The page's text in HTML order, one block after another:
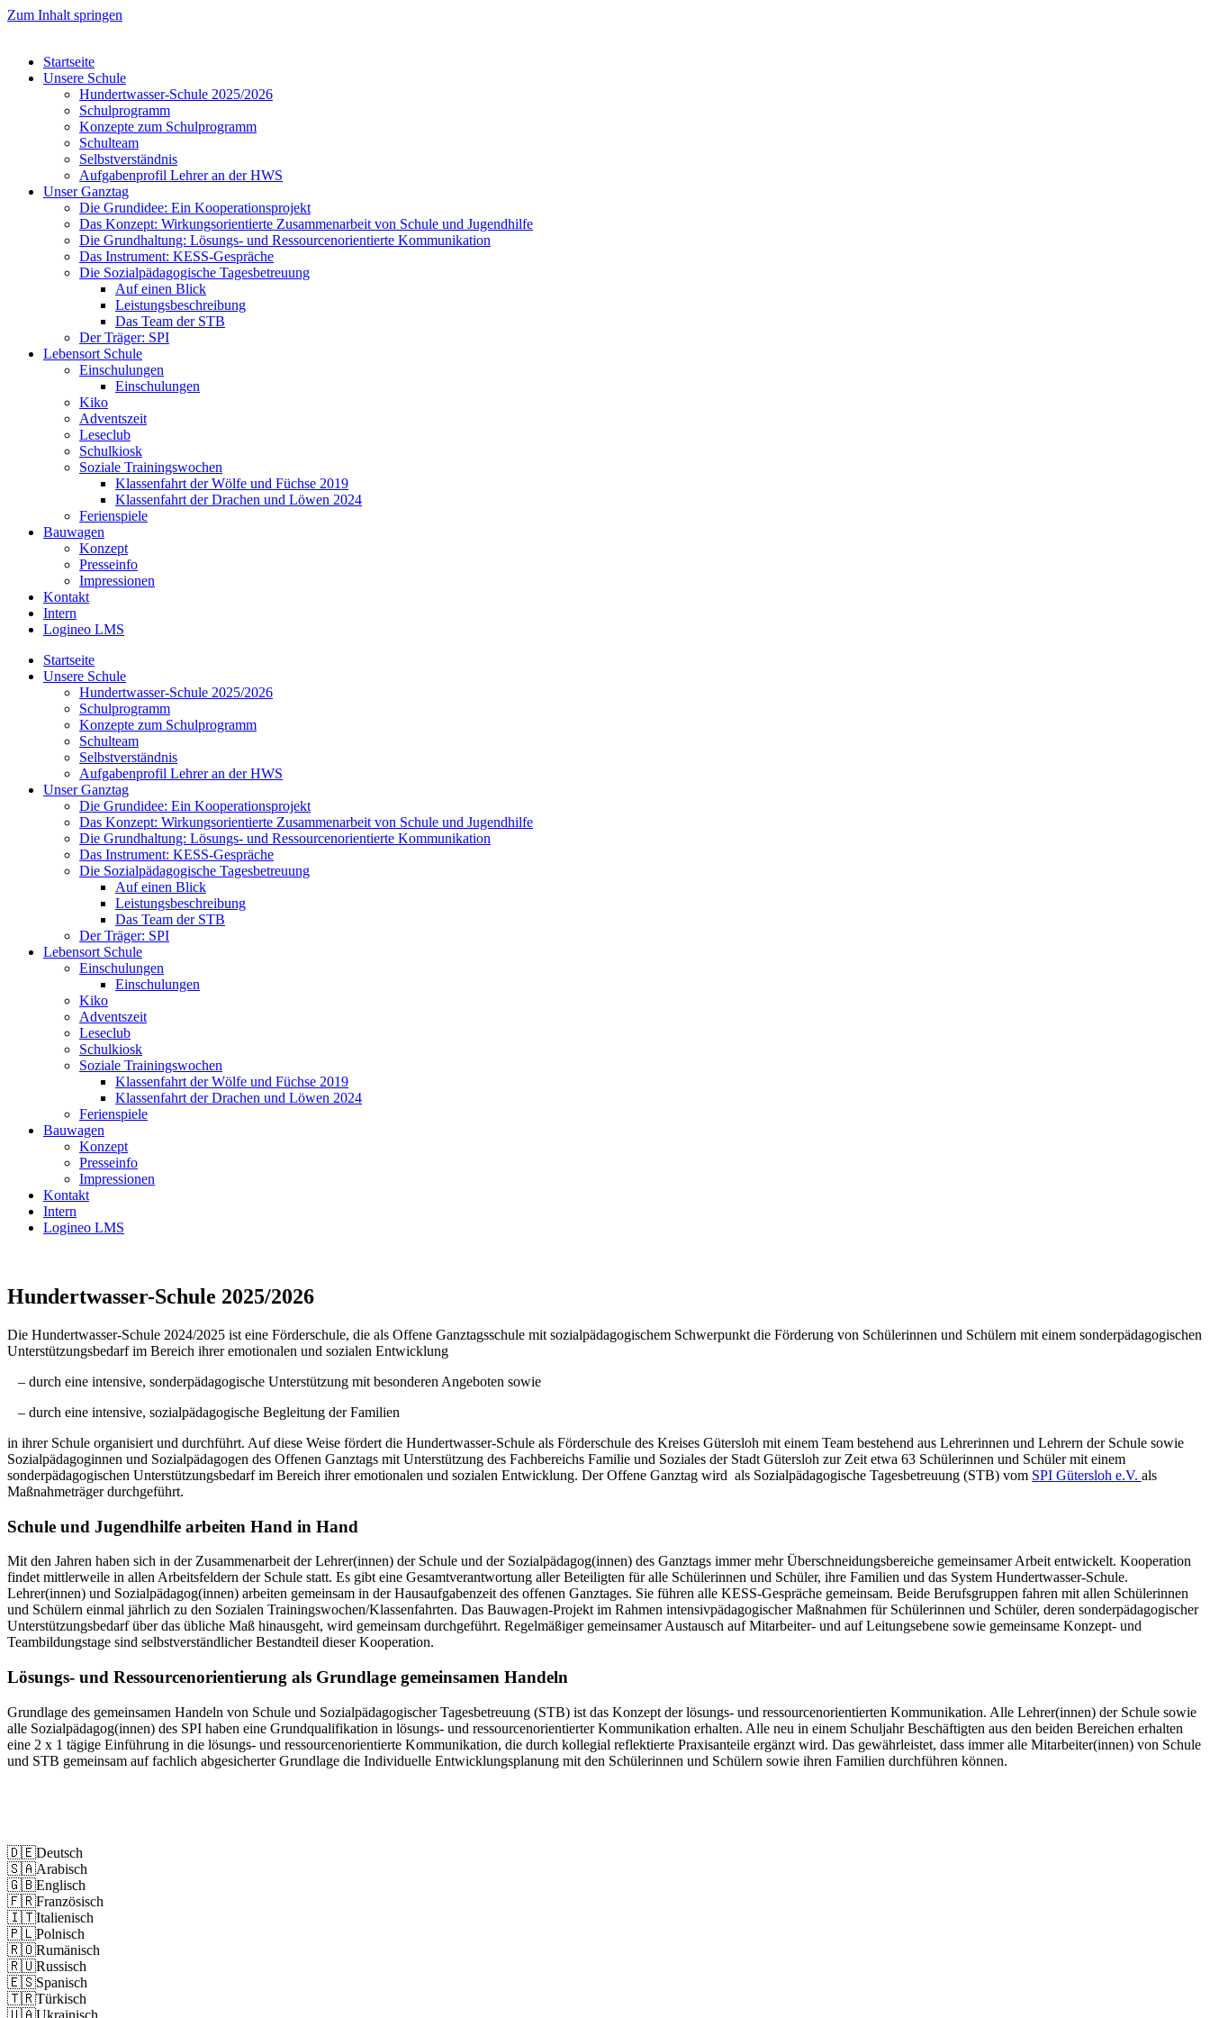
Zum Inhalt springen
Startseite
Unsere Schule
Hundertwasser-Schule 2025/2026
Schulprogramm
Konzepte zum Schulprogramm
Schulteam
Selbst­ver­ständ­nis
Aufgabenprofil Lehrer an der HWS
Unser Ganztag
Die Grundidee: Ein Kooperationsprojekt
Das Konzept: Wirkungsorientierte Zusammenarbeit von Schule und Jugendhilfe
Die Grundhaltung: Lösungs- und Ressourcenorientierte Kommunikation
Das Instrument: KESS-Gespräche
Die Sozialpädagogische Tagesbetreuung
Auf einen Blick
Leistungsbeschreibung
Das Team der STB
Der Träger: SPI
Lebensort Schule
Einschulungen
Einschulungen
Kiko
Adventszeit
Leseclub
Schulkiosk
Soziale Trainingswochen
Klassenfahrt der Wölfe und Füchse 2019
Klassenfahrt der Drachen und Löwen 2024
Ferienspiele
Bauwagen
Konzept
Presseinfo
Impressionen
Kontakt
Intern
Logineo LMS
Startseite
Unsere Schule
Hundertwasser-Schule 2025/2026
Schulprogramm
Konzepte zum Schulprogramm
Schulteam
Selbst­ver­ständ­nis
Aufgabenprofil Lehrer an der HWS
Unser Ganztag
Die Grundidee: Ein Kooperationsprojekt
Das Konzept: Wirkungsorientierte Zusammenarbeit von Schule und Jugendhilfe
Die Grundhaltung: Lösungs- und Ressourcenorientierte Kommunikation
Das Instrument: KESS-Gespräche
Die Sozialpädagogische Tagesbetreuung
Auf einen Blick
Leistungsbeschreibung
Das Team der STB
Der Träger: SPI
Lebensort Schule
Einschulungen
Einschulungen
Kiko
Adventszeit
Leseclub
Schulkiosk
Soziale Trainingswochen
Klassenfahrt der Wölfe und Füchse 2019
Klassenfahrt der Drachen und Löwen 2024
Ferienspiele
Bauwagen
Konzept
Presseinfo
Impressionen
Kontakt
Intern
Logineo LMS
Hundertwasser-Schule 2025/2026
Die Hundertwasser-Schule 2024/2025 ist eine Förderschule, die als Offene Ganztagsschule mit sozialpädagogischem Schwerpunkt die Förderung von Schülerinnen und Schülern mit einem sonderpädagogischen
Unterstützungsbedarf im Bereich ihrer emotionalen und sozialen Entwicklung
– durch eine intensive, sonderpädagogische Unterstützung mit besonderen Angeboten sowie
– durch eine intensive, sozialpädagogische Begleitung der Familien
in ihrer Schule organisiert und durchführt. Auf diese Weise fördert die Hundertwasser-Schule als Förderschule des Kreises Gütersloh mit einem Team bestehend aus Lehrerinnen und Lehrern der Schule sowie
Sozialpädagoginnen und Sozialpädagogen des Offenen Ganztags mit Unterstützung des Fachbereichs Familie und Soziales der Stadt Gütersloh zur Zeit etwa 63 Schülerinnen und Schüler mit einem
sonderpädagogischen Unterstützungsbedarf im Bereich ihrer emotionalen und sozialen Entwicklung. Der Offene Ganztag wird als Sozialpädagogische Tagesbetreuung (STB) vom SPI Gütersloh e.V. als
Maßnahmeträger durchgeführt.
Schule und Jugendhilfe arbeiten Hand in Hand
Mit den Jahren haben sich in der Zusammenarbeit der Lehrer(innen) der Schule und der Sozialpädagog(innen) des Ganztags immer mehr Überschneidungsbereiche gemeinsamer Arbeit entwickelt. Kooperation
findet mittlerweile in allen Arbeitsfeldern der Schule statt. Es gibt eine Gesamtverantwortung aller Beteiligten für alle Schülerinnen und Schüler, ihre Familien und das System Hundertwasser-Schule.
Lehrer(innen) und Sozialpädagog(innen) arbeiten gemeinsam in der Hausaufgabenzeit des offenen Ganztages. Sie führen alle KESS-Gespräche gemeinsam. Beide Berufsgruppen fahren mit allen Schülerinnen
und Schülern einmal jährlich zu den Sozialen Trainingswochen/Klassenfahrten. Das Bauwagen-Projekt im Rahmen intensivpädagogischer Maßnahmen für Schülerinnen und Schüler, deren sonderpädagogischer
Unterstützungsbedarf über das übliche Maß hinausgeht, wird gemeinsam durchgeführt. Regelmäßiger gemeinsamer Austausch auf Mitarbeiter- und auf Leitungsebene sowie gemeinsame Konzept- und
Teambildungstage sind selbstverständlicher Bestandteil dieser Kooperation.
Lösungs- und Ressourcenorientierung als Grundlage gemeinsamen Handeln
Grundlage des gemeinsamen Handeln von Schule und Sozialpädagogischer Tagesbetreuung (STB) ist das Konzept der lösungs- und ressourcenorientierten Kommunikation. Alle Lehrer(innen) der Schule sowie
alle Sozialpädagog(innen) des SPI haben eine Grundqualifikation in lösungs- und ressourcenorientierter Kommunikation erhalten. Alle neu in einem Schuljahr Beschäftigten aus den beiden Bereichen erhalten
eine 2 x 1 tägige Einführung in die lösungs- und ressourcenorientierte Kommunikation, die durch kollegial reflektierte Praxisanteile ergänzt wird. Das gewährleistet, dass immer alle Mitarbeiter(innen) von Schule
und STB gemeinsam auf fachlich abgesicherter Grundlage die Individuelle Entwicklungsplanung mit den Schülerinnen und Schülern sowie ihren Familien durchführen können.
🇩🇪Deutsch
🇸🇦Arabisch
🇬🇧Englisch
🇫🇷Französisch
🇮🇹Italienisch
🇵🇱Polnisch
🇷🇴Rumänisch
🇷🇺Russisch
🇪🇸Spanisch
🇹🇷Türkisch
🇺🇦Ukrainisch